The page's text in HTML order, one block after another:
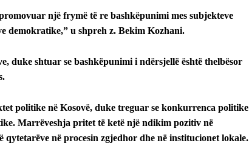
një frymë të re bashkëpunimi mes subjekteve
demokratike,” u shpreh z. Bekim Kozhani.
duke shtuar se bashkëpunimi i ndërsjellë është thelbësor
politike në Kosovë, duke treguar se konkurrenca politike
Marrëveshja pritet të ketë një ndikim pozitiv në
në procesin zgjedhor dhe në institucionet lokale.